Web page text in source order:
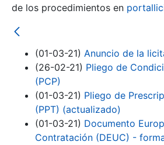
Erakutsi/Ezkutatu
de los procedimientos en
(01-03-21) Anuncio de la
(26-02-21) Pliego de
(PCP)
(01-03-21) Pliego de
(PPT) (actualizado)
(01-03-21) Documento
Contratación (DEUC) -